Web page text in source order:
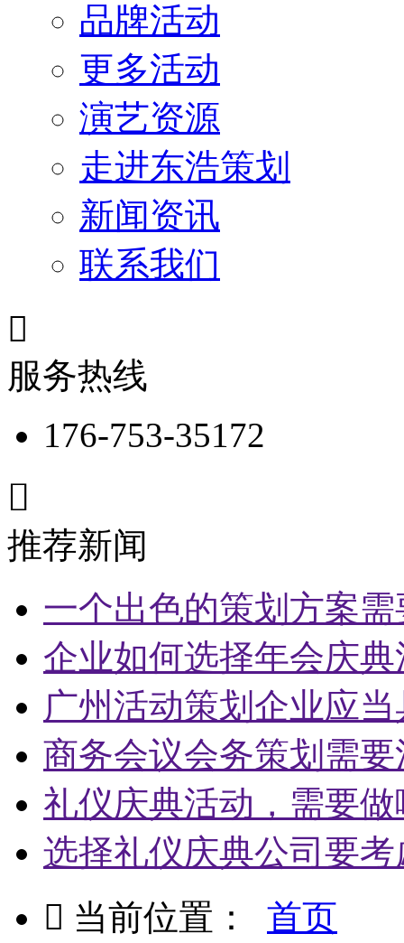
品牌活动
更多活动
演艺资源
走进东浩策划
新闻资讯
联系我们

服务热线
176-753-35172

推荐新闻
一个出色的策划方案
企业如何选择年会庆
广州活动策划企业应
商务会议会务策划需
礼仪庆典活动，需要
选择礼仪庆典公司要
 当前位置： 首页